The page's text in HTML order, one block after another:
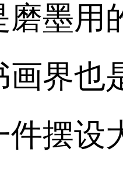
磨墨用
画界也
件摆设